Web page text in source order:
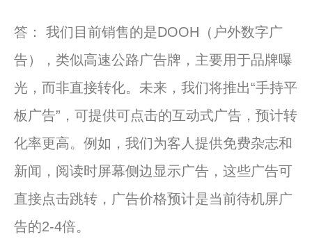
答： 我们目前销售的是DOOH（户外数字广
告），类似高速公路广告牌，主要用于品牌曝
光，而非直接转化。未来，我们将推出“手持平
板广告”，可提供可点击的互动式广告，预计转
化率更高。例如，我们为客人提供免费杂志和
新闻，阅读时屏幕侧边显示广告，这些广告可
直接点击跳转，广告价格预计是当前待机屏广
告的2-4倍。